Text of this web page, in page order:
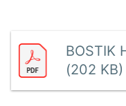
BOSTIK
(202 KB)